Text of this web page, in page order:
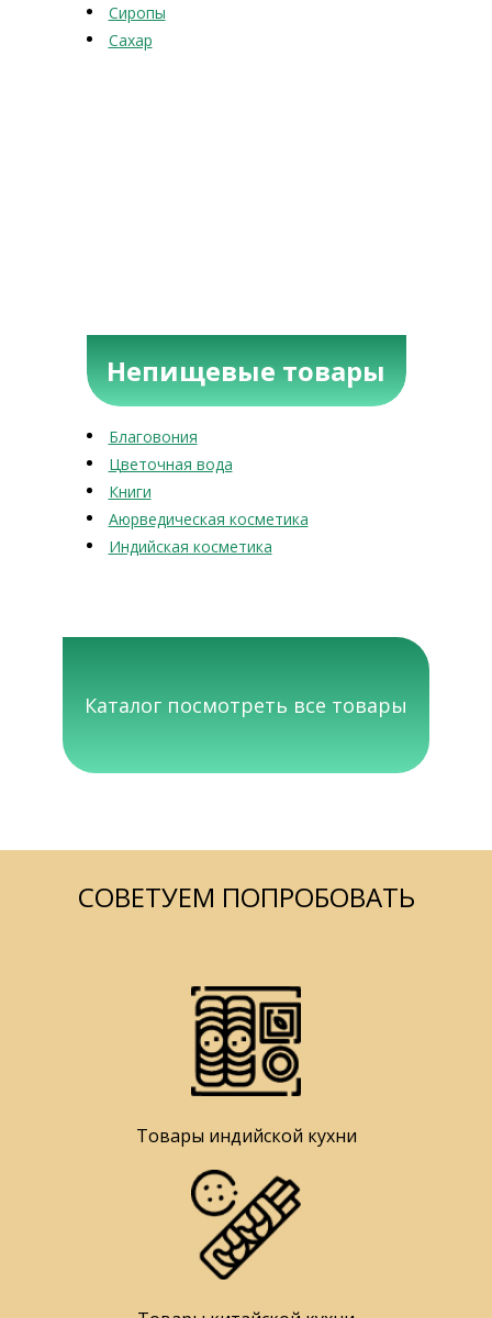
Сиропы
Сахар
Непищевые товары
Благовония
Цветочная вода
Книги
Аюрведическая косметика
Индийская косметика
Каталог посмотреть все товары
СОВЕТУЕМ ПОПРОБОВАТЬ
Товары индийской кухни